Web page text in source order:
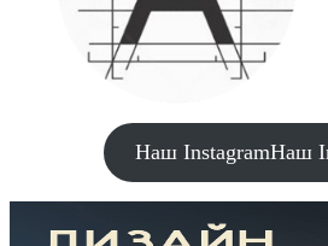
Наш InstagramНаш